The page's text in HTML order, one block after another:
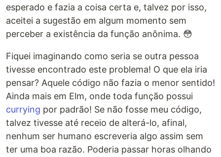
esperado e fazia a coisa certa e, talvez por isso,
aceitei a sugestão em algum momento sem
perceber a existência da função anônima. 😳
Fiquei imaginando como seria se outra pessoa
tivesse encontrado este problema! O que ela iria
pensar? Aquele código não fazia o menor sentido!
Ainda mais em Elm, onde toda função possui
currying por padrão! Se não fosse meu código,
talvez tivesse até receio de alterá-lo, afinal,
nenhum ser humano escreveria algo assim sem
ter uma boa razão. Poderia passar horas olhando